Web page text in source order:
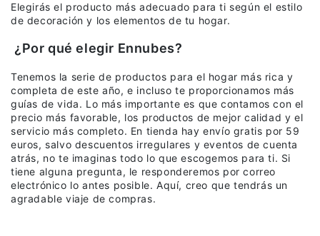
Elegirás el producto más adecuado para ti según el estilo
de decoración y los elementos de tu hogar.
¿Por qué elegir Ennubes?
Tenemos la serie de productos para el hogar más rica y
completa de este año, e incluso te proporcionamos más
guías de vida. Lo más importante es que contamos con el
precio más favorable, los productos de mejor calidad y el
servicio más completo. En tienda hay envío gratis por 59
euros, salvo descuentos irregulares y eventos de cuenta
atrás, no te imaginas todo lo que escogemos para ti. Si
tiene alguna pregunta, le responderemos por correo
electrónico lo antes posible. Aquí, creo que tendrás un
agradable viaje de compras.